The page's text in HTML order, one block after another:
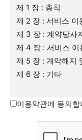
■ 수집하는 개인정
회사는 회원가입,
같은 개인정보를 수
ο 수집항목 : 이름 ,
서비스 이용기록 ,
ο 개인정보 수집방
■ 개인정보의 수집
회사는 수집한 개
제 1 장 : 총칙
제 2 장 : 서비스 이
제 3 장 : 계약당사
제 4 장 : 서비스 이
제 5 장 : 계약해지
제 6 장 : 기타
제1장 총 칙
이용약관에 동의합